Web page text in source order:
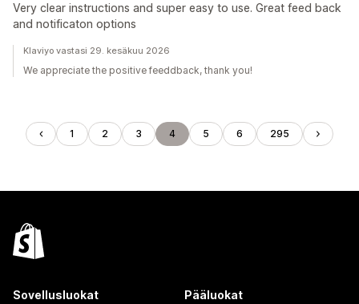
Very clear instructions and super easy to use. Great feed back
and notificaton options
Klaviyo vastasi 29. kesäkuu 2026
We appreciate the positive feeddback, thank you!
1 2 3 4 5 6 295
Sovellusluokat Pääluokat